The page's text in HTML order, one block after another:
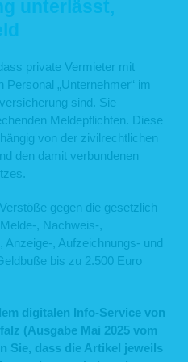
unterlässt,
private Vermieter mit
„Unternehmer“ im
sind. Sie
Meldepflichten. Diese
von der zivilrechtlichen
den damit verbundenen
gegen die gesetzlich
, Nachweis-,
, Aufzeichnungs- und
bis zu 2.500 Euro
digitalen Info-Service von
(Ausgabe Mai 2025 vom
Sie, dass die Artikel jeweils
der Daten ist Art. 6 Abs. 1 lit. f DSGVO. Die
der Kontaktaufnahme und der sich
Sofern wir die Daten für andere Zwecke
Einwilligung ein. Die personenbezogenen
gelöscht, wenn die jeweilige
ist, d.h. sobald sich aus den Umständen
Sachverhalt abschließend geklärt ist. Die
erhobenen personenbezogenen
Daten an Dritte findet nicht statt,
der jeweiligen Datenverarbeitung explizit
1 S. 1 lit. f DSGVO zur Geltendmachung,
von Rechtsansprüchen erforderlich ist und
besteht, dass Sie ein überwiegendes